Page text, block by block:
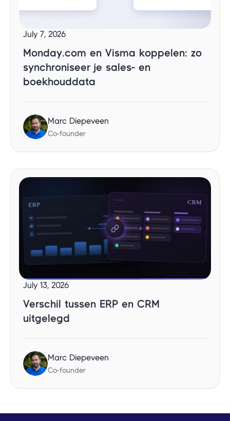
July 7, 2026
Monday.com en Visma koppelen: zo
synchroniseer je sales- en
boekhouddata
Marc Diepeveen
Co-founder
July 13, 2026
Verschil tussen ERP en CRM
uitgelegd
Marc Diepeveen
Co-founder